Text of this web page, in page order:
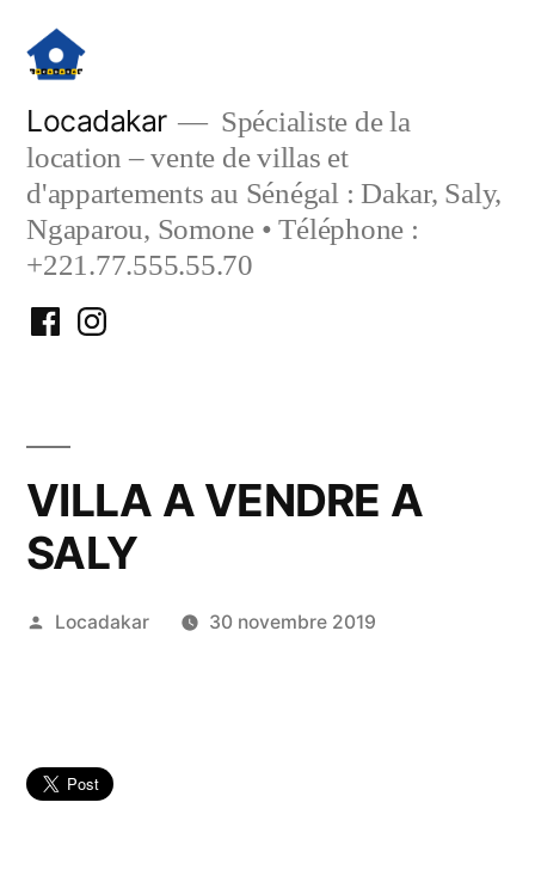
contenu
Locadakar
Spécialiste de la
location – vente de villas et
d'appartements au Sénégal : Dakar, Saly,
Ngaparou, Somone • Téléphone :
+221.77.555.55.70
FacebookInstagram
VILLA A VENDRE A
SALY
Publié
Locadakar 30 novembre 2019